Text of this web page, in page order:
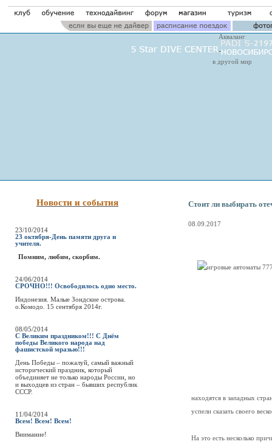
Акваланг
в другой мир
Новости и события
23/10/2014
23 октября-День памяти друга и
учителя.
Помним, любим, скорбим.
24/06/2014
СРОЧНО!!! Освободилось одно место.
Индонезия. Малые Зондские острова.
о.Комодо. 15 сентября 2014г.
08/05/2014
С Великим праздником!!! С Днём
победы Великого народа над
фашистской мразью!!!
День Победы – пожалуй, самый важный
исторический праздник, который
объединяет не только народы России, но
и выходцев из стран – бывших республик
СССР.
11/04/2014
Всем! Всем! Всем!
Внимание!
Стоит ли выбирать
08.09.2017
находятся в западных
успели сказать своего
На это есть несколько